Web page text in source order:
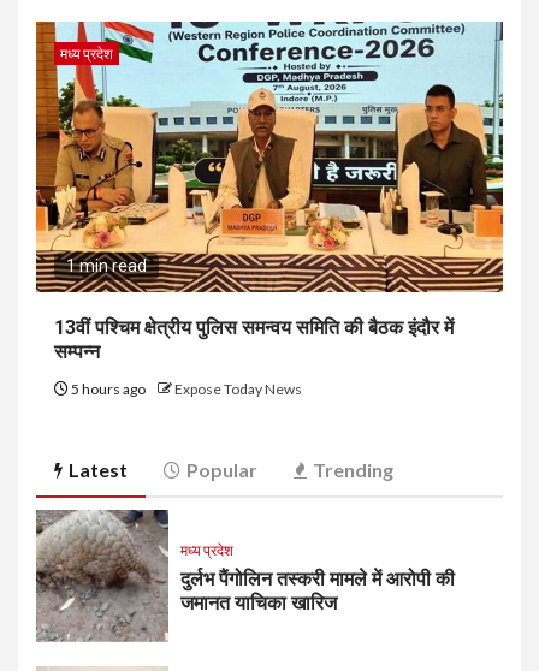
मध्य प्रदेश
1 min read
13वीं पश्चिम क्षेत्रीय पुलिस समन्वय समिति की बैठक इंदौर में
सम्पन्न
5 hours ago Expose Today News
Latest Popular Trending
मध्य प्रदेश
दुर्लभ पैंगोलिन तस्करी मामले में आरोपी की
जमानत याचिका खारिज